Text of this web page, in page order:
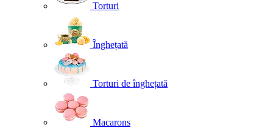
Torturi
Înghețată
Torturi de înghețată
Macarons